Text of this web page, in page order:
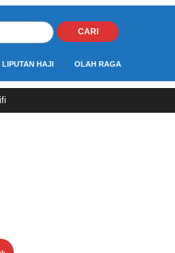
CARI
LIPUTAN HAJI OLAH RAGA